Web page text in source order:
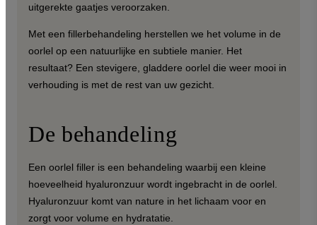
uitgerekte gaatjes veroorzaken.
Met een fillerbehandeling herstellen we het volume in de
oorlel op een natuurlijke en subtiele manier. Het
resultaat? Een stevigere, gladdere oorlel die weer mooi in
verhouding is met de rest van uw gezicht.
De behandeling
Een oorlel filler is een behandeling waarbij een kleine
hoeveelheid hyaluronzuur wordt ingebracht in de oorlel.
Hyaluronzuur komt van nature in het lichaam voor en
zorgt voor volume en hydratatie.